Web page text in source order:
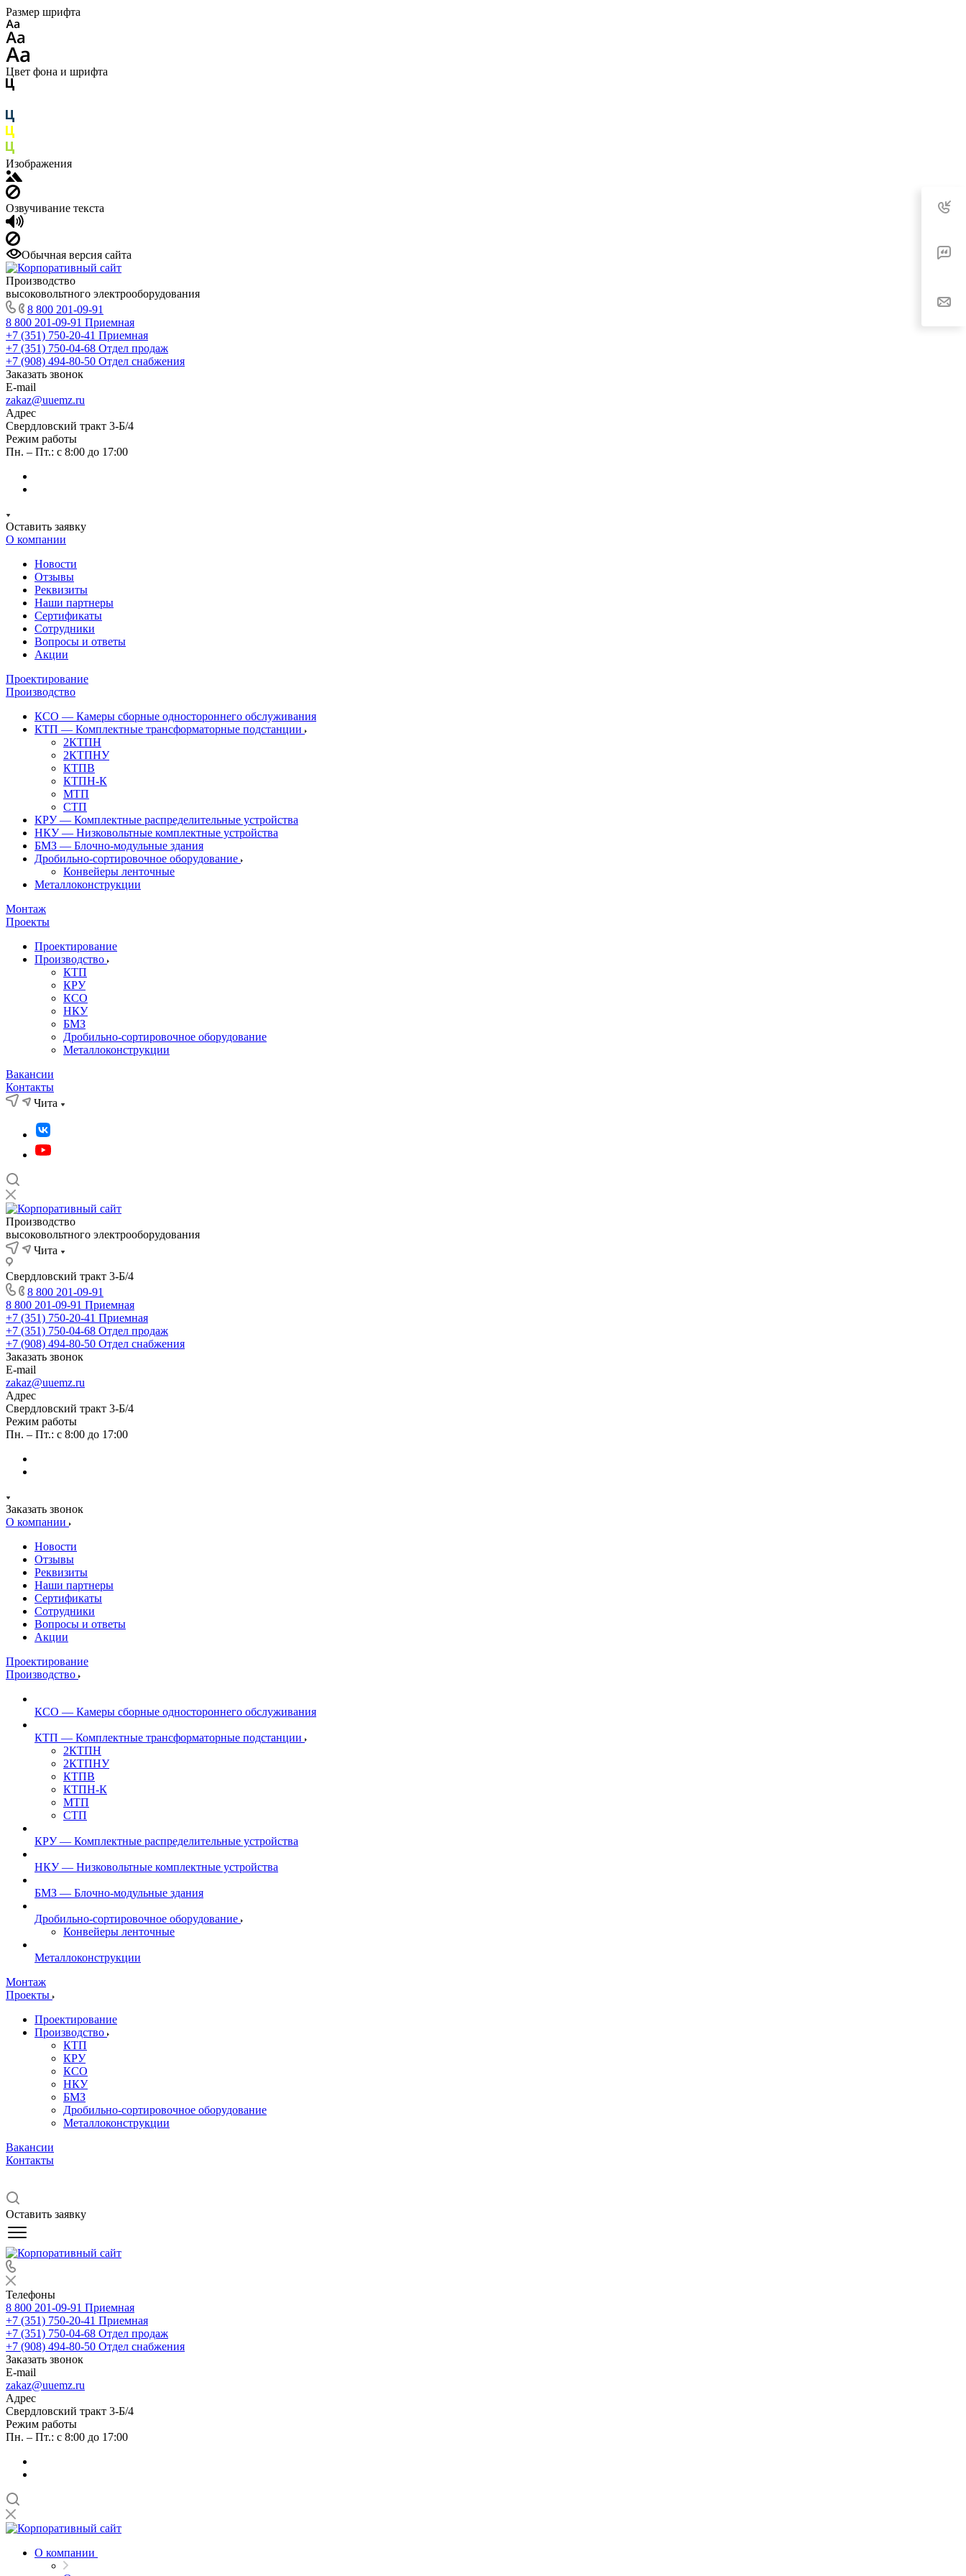
Размер шрифта
Цвет фона и шрифта
Изображения
Озвучивание текста
Обычная версия сайта
Производство
высоковольтного электрооборудования
8 800 201-09-91
8 800 201-09-91 Приемная
+7 (351) 750-20-41 Приемная
+7 (351) 750-04-68 Отдел продаж
+7 (908) 494-80-50 Отдел снабжения
Заказать звонок
E-mail
zakaz@uuemz.ru
Адрес
Свердловский тракт 3-Б/4
Режим работы
Пн. – Пт.: с 8:00 до 17:00
Оставить заявку
О компании
Новости
Отзывы
Реквизиты
Наши партнеры
Сертификаты
Сотрудники
Вопросы и ответы
Акции
Проектирование
Производство
КСО — Камеры сборные одностороннего обслуживания
КТП — Комплектные трансформаторные подстанции
2КТПН
2КТПНУ
КТПВ
КТПН-К
МТП
СТП
КРУ — Комплектные распределительные устройства
НКУ — Низковольтные комплектные устройства
БМЗ — Блочно-модульные здания
Дробильно-сортировочное оборудование
Конвейеры ленточные
Металлоконструкции
Монтаж
Проекты
Проектирование
Производство
КТП
КРУ
КСО
НКУ
БМЗ
Дробильно-сортировочное оборудование
Металлоконструкции
Вакансии
Контакты
Чита
Производство
высоковольтного электрооборудования
Чита
Свердловский тракт 3-Б/4
8 800 201-09-91
8 800 201-09-91 Приемная
+7 (351) 750-20-41 Приемная
+7 (351) 750-04-68 Отдел продаж
+7 (908) 494-80-50 Отдел снабжения
Заказать звонок
E-mail
zakaz@uuemz.ru
Адрес
Свердловский тракт 3-Б/4
Режим работы
Пн. – Пт.: с 8:00 до 17:00
Заказать звонок
О компании
Новости
Отзывы
Реквизиты
Наши партнеры
Сертификаты
Сотрудники
Вопросы и ответы
Акции
Проектирование
Производство
КСО — Камеры сборные одностороннего обслуживания
КТП — Комплектные трансформаторные подстанции
2КТПН
2КТПНУ
КТПВ
КТПН-К
МТП
СТП
КРУ — Комплектные распределительные устройства
НКУ — Низковольтные комплектные устройства
БМЗ — Блочно-модульные здания
Дробильно-сортировочное оборудование
Конвейеры ленточные
Металлоконструкции
Монтаж
Проекты
Проектирование
Производство
КТП
КРУ
КСО
НКУ
БМЗ
Дробильно-сортировочное оборудование
Металлоконструкции
Вакансии
Контакты
Оставить заявку
Телефоны
8 800 201-09-91 Приемная
+7 (351) 750-20-41 Приемная
+7 (351) 750-04-68 Отдел продаж
+7 (908) 494-80-50 Отдел снабжения
Заказать звонок
E-mail
zakaz@uuemz.ru
Адрес
Свердловский тракт 3-Б/4
Режим работы
Пн. – Пт.: с 8:00 до 17:00
О компании